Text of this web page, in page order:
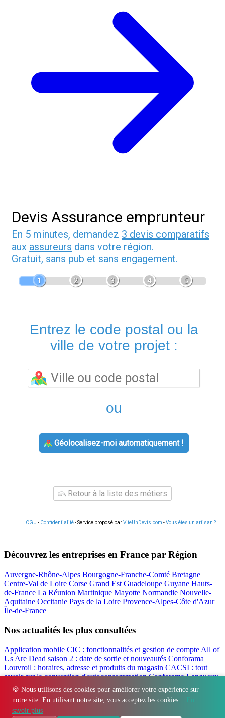
🍪 Nous utilisons des cookies pour améliorer votre expérience sur
notre site. En utilisant notre site, vous acceptez les cookies.
En
savoir plus
Devis Assurance emprunteur
En 5 minutes, demandez 3 devis comparatifs
aux assureurs dans votre région.
Gratuit, sans pub et sans engagement.
1 2 3 4 5
Entrez le code postal ou la
ville de votre projet :
ou
Géolocalisez-moi automatiquement !
Retour à la liste des métiers
CGU - Confidentialité- Service proposé parViteUnDevis.com -Vous êtes un artisan ?
Découvrez les entreprises en France par Région
Auvergne-Rhône-Alpes Bourgogne-Franche-Comté Bretagne
Centre-Val de Loire Corse Grand Est Guadeloupe Guyane Hauts-
de-France La Réunion Martinique Mayotte Normandie Nouvelle-
Aquitaine Occitanie Pays de la Loire Provence-Alpes-Côte d'Azur
Île-de-France
Nos actualités les plus consultées
Application mobile CIC : fonctionnalités et gestion de compte All of
Us Are Dead saison 2 : date de sortie et nouveautés Conforama
Louvroil : horaires, adresse et produits du magasin CACSI : tout
savoir sur la convention d'autoconsommationConforama Langueux
: horaires, adresse et avis du magasinFilbanque : gérer ses comptes
CIC en ligne facilement
Régions - Départements - Villes - Entreprises - Marques Contact
Espace presse